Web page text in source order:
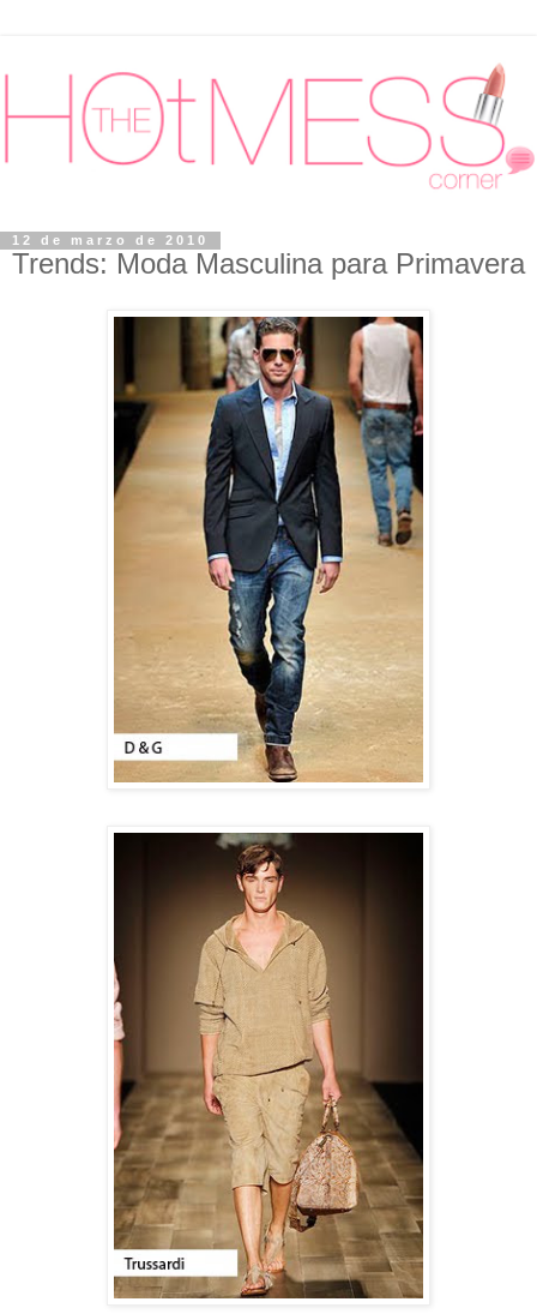
12 de marzo de 2010
Trends: Moda Masculina para Primavera